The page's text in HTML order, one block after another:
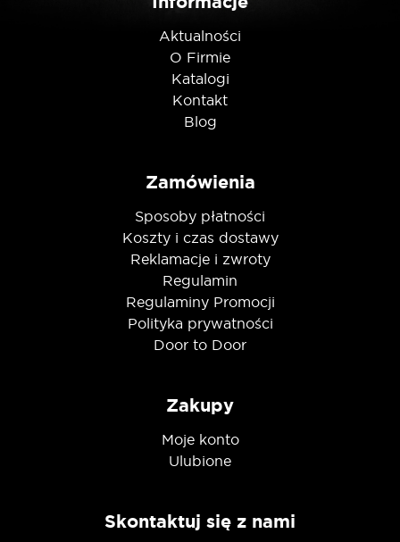
Aktualności
O Firmie
Katalogi
Kontakt
Blog
Zamówienia
Sposoby płatności
Koszty i czas dostawy
Reklamacje i zwroty
Regulamin
Regulaminy Promocji
Polityka prywatności
Door to Door
Zakupy
Moje konto
Ulubione
Skontaktuj się z nami